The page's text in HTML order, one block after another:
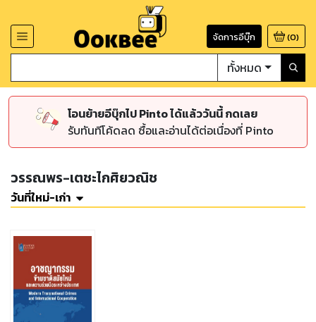
จัดการอีบุ๊ก (0)
ทั้งหมด
โอนย้ายอีบุ๊กไป Pinto ได้แล้ววันนี้ กดเลย
รับทันทีโค้ดลด ซื้อและอ่านได้ต่อเนื่องที่ Pinto
วรรณพร-เตชะไกศิยวณิช
วันที่ใหม่-เก่า